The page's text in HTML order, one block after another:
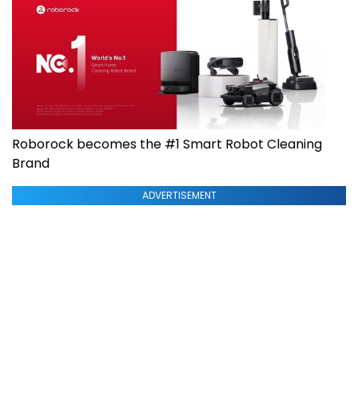
Roborock becomes the #1 Smart Robot Cleaning
Brand
ADVERTISEMENT